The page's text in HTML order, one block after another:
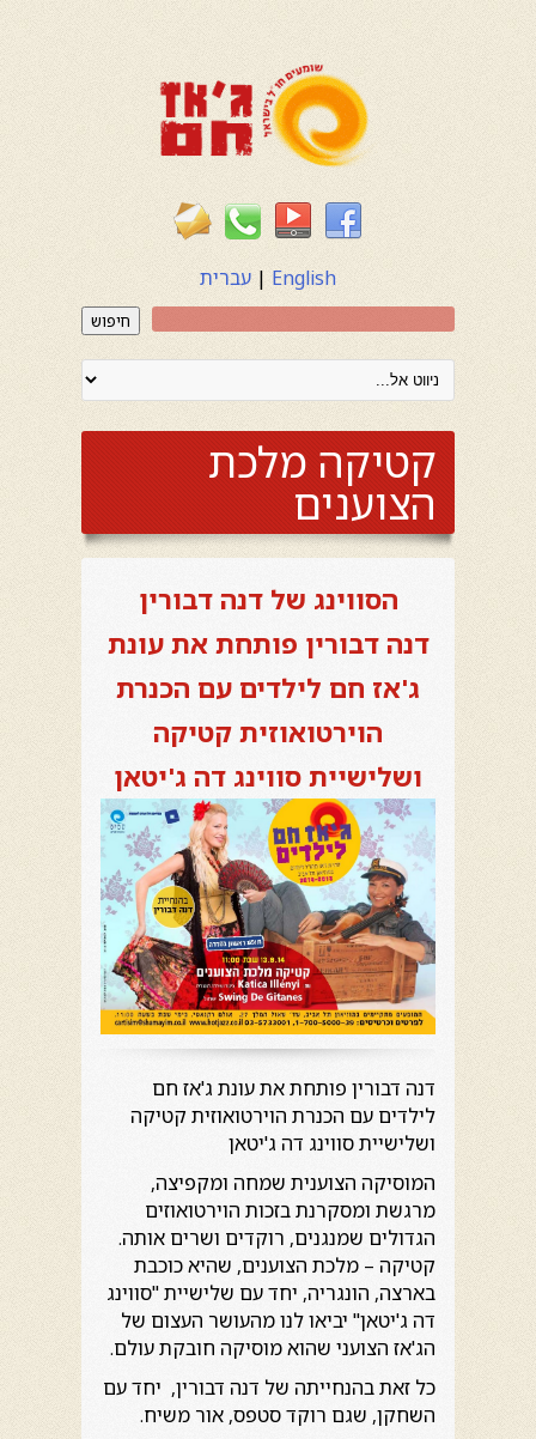
English
| עברית
חיפוש
קטיקה מלכת
הצוענים
הסווינג של דנה דבורין
דנה דבורין פותחת את עונת
ג'אז חם לילדים עם הכנרת
הוירטואוזית קטיקה
ושלישיית סווינג דה ג'יטאן
דנה דבורין פותחת את עונת ג'אז חם
לילדים עם הכנרת הוירטואוזית קטיקה
ושלישיית סווינג דה ג'יטאן
המוסיקה הצוענית שמחה ומקפיצה,
מרגשת ומסקרנת בזכות הוירטואוזים
הגדולים שמנגנים, רוקדים ושרים אותה.
קטיקה – מלכת הצוענים, שהיא כוכבת
בארצה, הונגריה, יחד עם שלישיית "סווינג
דה ג'יטאן" יביאו לנו מהעושר העצום של
הג'אז הצועני שהוא מוסיקה חובקת עולם.
כל זאת בהנחייתה של דנה דבורין, יחד עם
השחקן, שגם רוקד סטפס, אור משיח.